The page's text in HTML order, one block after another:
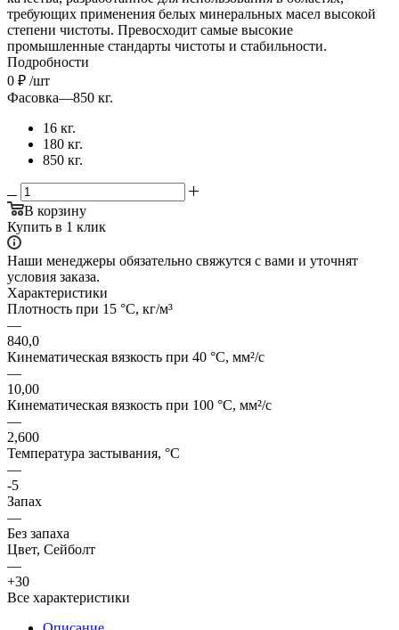
требующих применения белых минеральных масел высокой
степени чистоты. Превосходит самые высокие
промышленные стандарты чистоты и стабильности.
Подробности
0 ₽ /шт
Фасовка—850 кг.
16 кг.
180 кг.
850 кг.
В корзину
Купить в 1 клик
Наши менеджеры обязательно свяжутся с вами и уточнят
условия заказа.
Характеристики
Плотность при 15 °C, кг/м³
—
840,0
Кинематическая вязкость при 40 °C, мм²/с
—
10,00
Кинематическая вязкость при 100 °C, мм²/с
—
2,600
Температура застывания, °C
—
-5
Запах
—
Без запаха
Цвет, Сейболт
—
+30
Все характеристики